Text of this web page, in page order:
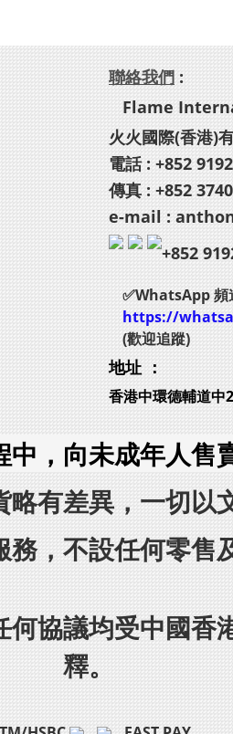
聯絡我們 :
Flame
火火國際(香港)
電話 : +852
傳真 : +852
e-mail :
+852
✅WhatsApp 頻
https://
(歡迎追蹤)
地址 ：
香港中環德輔道中
，向未成年人售
有差異，一切以
，不設任何零售
協議均受中國香
釋。